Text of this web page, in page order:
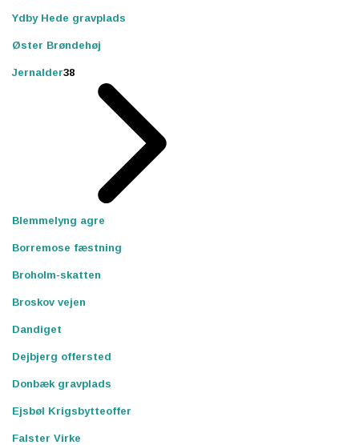
Ydby Hede gravplads
Øster Brøndehøj
Jernalder38
Blemmelyng agre
Borremose fæstning
Broholm-skatten
Broskov vejen
Dandiget
Dejbjerg offersted
Donbæk gravplads
Ejsbøl Krigsbytteoffer
Falster Virke